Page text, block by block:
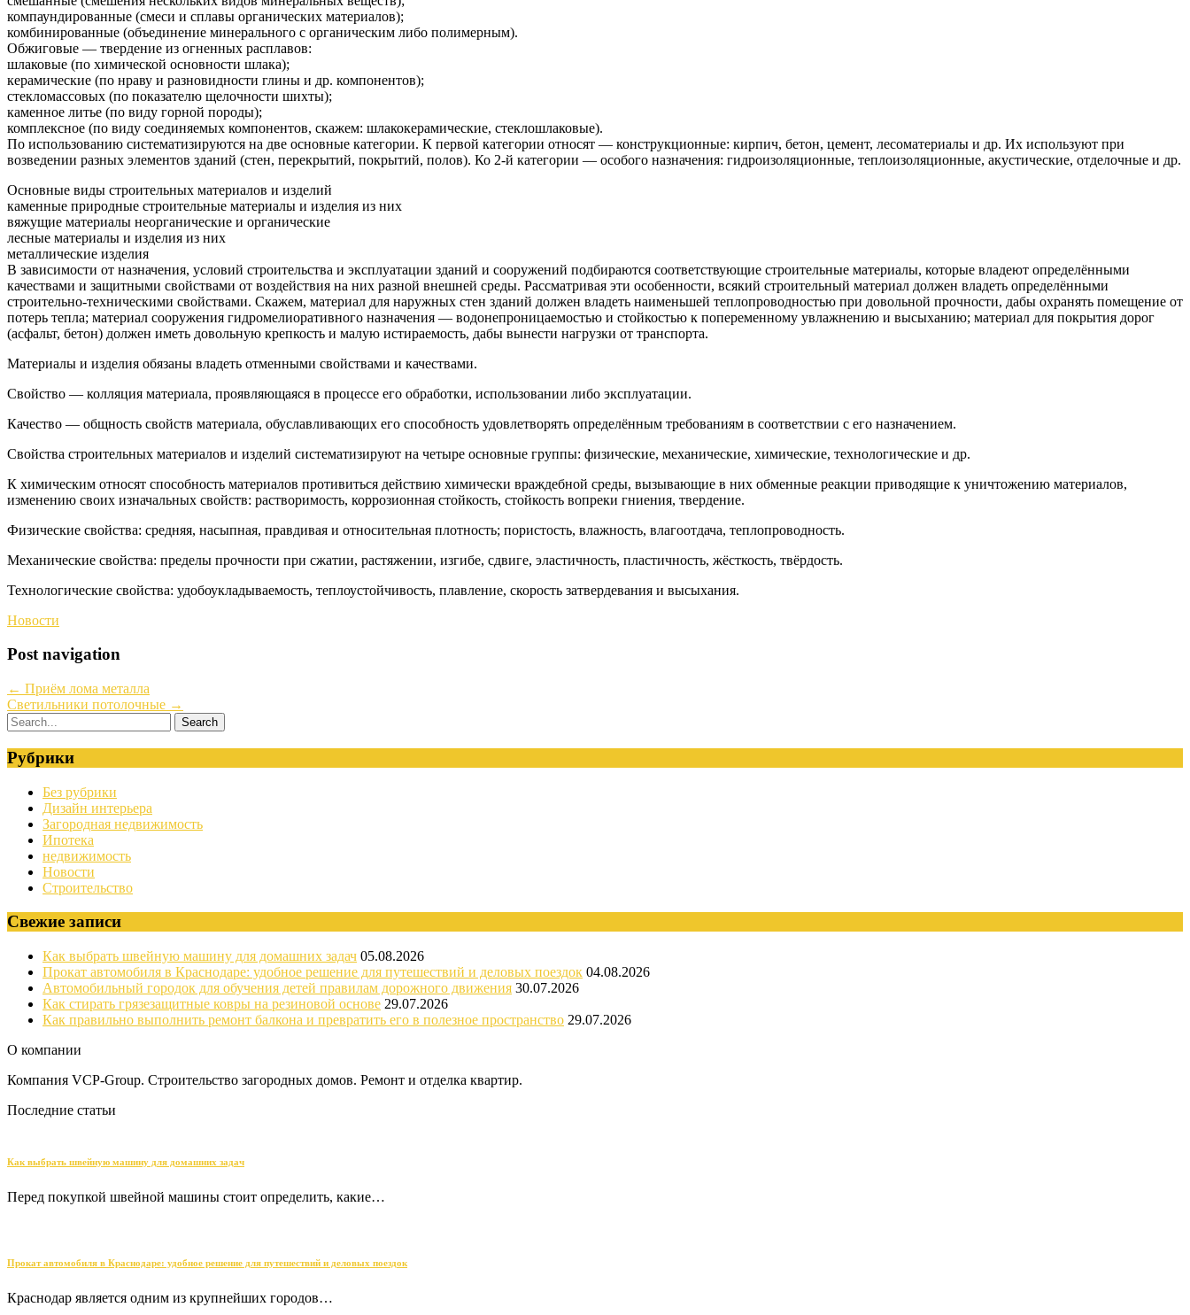
компаундированные (смеси и сплавы органических материалов);
комбинированные (объединение минерального с органическим либо полимерным).
Обжиговые — твердение из огненных расплавов:
шлаковые (по химической основности шлака);
керамические (по нраву и разновидности глины и др. компонентов);
стекломассовых (по показателю щелочности шихты);
каменное литье (по виду горной породы);
комплексное (по виду соединяемых компонентов, скажем: шлакокерамические, стеклошлаковые).
По использованию систематизируются на две основные категории. К первой категории относят — конструкционные: кирпич, бетон, цемент, лесоматериалы и др. Их используют при
возведении разных элементов зданий (стен, перекрытий, покрытий, полов). Ко 2-й категории — особого назначения: гидроизоляционные, теплоизоляционные, акустические, отделочные и др.
Основные виды строительных материалов и изделий
каменные природные строительные материалы и изделия из них
вяжущие материалы неорганические и органические
лесные материалы и изделия из них
металлические изделия
В зависимости от назначения, условий строительства и эксплуатации зданий и сооружений подбираются соответствующие строительные материалы, которые владеют определёнными
качествами и защитными свойствами от воздействия на них разной внешней среды. Рассматривая эти особенности, всякий строительный материал должен владеть определёнными
строительно-техническими свойствами. Скажем, материал для наружных стен зданий должен владеть наименьшей теплопроводностью при довольной прочности, дабы охранять помещение от
потерь тепла; материал сооружения гидромелиоративного назначения — водонепроницаемостью и стойкостью к попеременному увлажнению и высыханию; материал для покрытия дорог
(асфальт, бетон) должен иметь довольную крепкость и малую истираемость, дабы вынести нагрузки от транспорта.
Материалы и изделия обязаны владеть отменными свойствами и качествами.
Свойство — колляция материала, проявляющаяся в процессе его обработки, использовании либо эксплуатации.
Качество — общность свойств материала, обуславливающих его способность удовлетворять определённым требованиям в соответствии с его назначением.
Свойства строительных материалов и изделий систематизируют на четыре основные группы: физические, механические, химические, технологические и др.
К химическим относят способность материалов противиться действию химически враждебной среды, вызывающие в них обменные реакции приводящие к уничтожению материалов,
изменению своих изначальных свойств: растворимость, коррозионная стойкость, стойкость вопреки гниения, твердение.
Физические свойства: средняя, насыпная, правдивая и относительная плотность; пористость, влажность, влагоотдача, теплопроводность.
Механические свойства: пределы прочности при сжатии, растяжении, изгибе, сдвиге, эластичность, пластичность, жёсткость, твёрдость.
Технологические свойства: удобоукладываемость, теплоустойчивость, плавление, скорость затвердевания и высыхания.
Новости
Post navigation
← Приём лома металла
Светильники потолочные →
Рубрики
Без рубрики
Дизайн интерьера
Загородная недвижимость
Ипотека
недвижимость
Новости
Строительство
Свежие записи
Как выбрать швейную машину для домашних задач 05.08.2026
Прокат автомобиля в Краснодаре: удобное решение для путешествий и деловых поездок 04.08.2026
Автомобильный городок для обучения детей правилам дорожного движения 30.07.2026
Как стирать грязезащитные ковры на резиновой основе 29.07.2026
Как правильно выполнить ремонт балкона и превратить его в полезное пространство 29.07.2026
О компании
Компания VCP-Group. Строительство загородных домов. Ремонт и отделка квартир.
Последние статьи
Как выбрать швейную машину для домашних задач
Перед покупкой швейной машины стоит определить, какие…
Прокат автомобиля в Краснодаре: удобное решение для путешествий и деловых поездок
Краснодар является одним из крупнейших городов…